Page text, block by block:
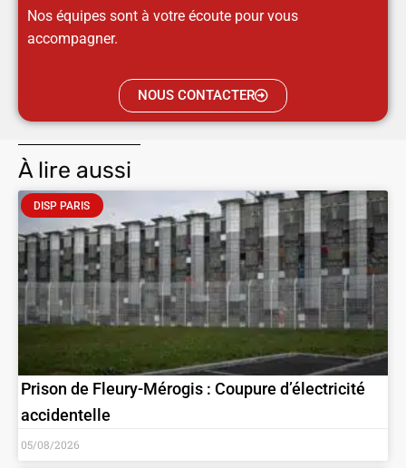
Nos équipes sont à votre écoute pour vous
accompagner.
NOUS CONTACTER
À lire aussi
DISP PARIS
Prison de Fleury-Mérogis : Coupure d’électricité
accidentelle
05/08/2026